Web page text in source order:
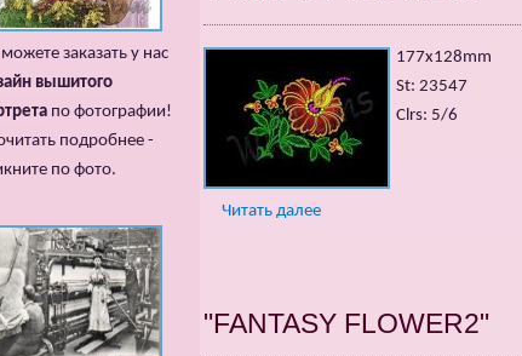
177x128mm
St: 23547
Clrs: 5/6
Читать далее
"FANTASY FLOWER2"
заказать у нас
вышитого
по фотографии!
подробнее -
по фото.